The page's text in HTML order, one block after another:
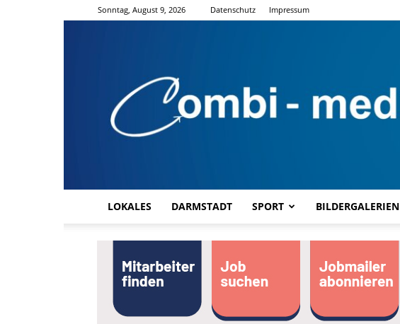
Sonntag, August 9, 2026 Datenschutz Impressum
LOKALES DARMSTADT SPORT BILDERGALERIEN